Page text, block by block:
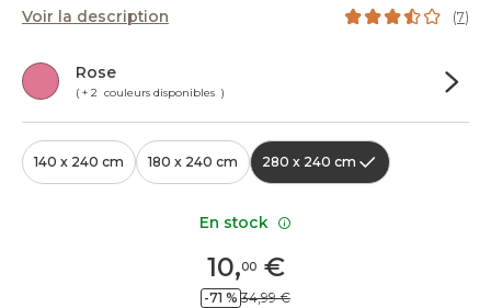
Voir la description (7)
Rose
( + 2 couleurs disponibles )
140 x 240 cm 180 x 240 cm 280 x 240 cm
10,00€
-71 % 34,99 €